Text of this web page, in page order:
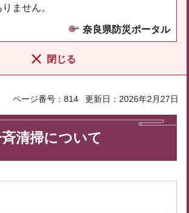
ません。
奈良県防災ポータル
閉じる
ページ番号：814 更新日：2026年2月27日
清掃について